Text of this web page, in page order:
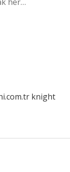
knight